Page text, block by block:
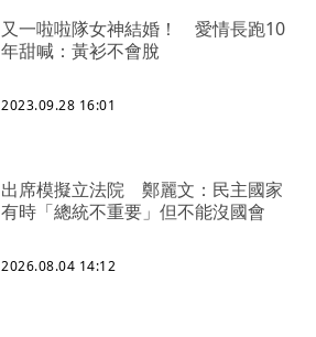
又一啦啦隊女神結婚！ 愛情長跑10
年甜喊：黃衫不會脫
2023.09.28 16:01
出席模擬立法院 鄭麗文：民主國家
有時「總統不重要」但不能沒國會
2026.08.04 14:12